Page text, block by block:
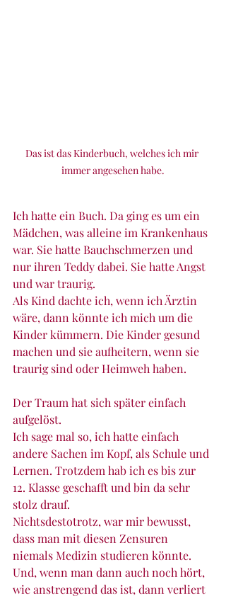
Das ist das Kinderbuch, welches ich mir
immer angesehen habe.
Ich hatte ein Buch. Da ging es um ein
Mädchen, was alleine im Krankenhaus
war. Sie hatte Bauchschmerzen und
nur ihren Teddy dabei. Sie hatte Angst
und war traurig.
Als Kind dachte ich, wenn ich Ärztin
wäre, dann könnte ich mich um die
Kinder kümmern. Die Kinder gesund
machen und sie aufheitern, wenn sie
traurig sind oder Heimweh haben.
Der Traum hat sich später einfach
aufgelöst.
Ich sage mal so, ich hatte einfach
andere Sachen im Kopf, als Schule und
Lernen. Trotzdem hab ich es bis zur
12. Klasse geschafft und bin da sehr
stolz drauf.
Nichtsdestotrotz, war mir bewusst,
dass man mit diesen Zensuren
niemals Medizin studieren könnte.
Und, wenn man dann auch noch hört,
wie anstrengend das ist, dann verliert